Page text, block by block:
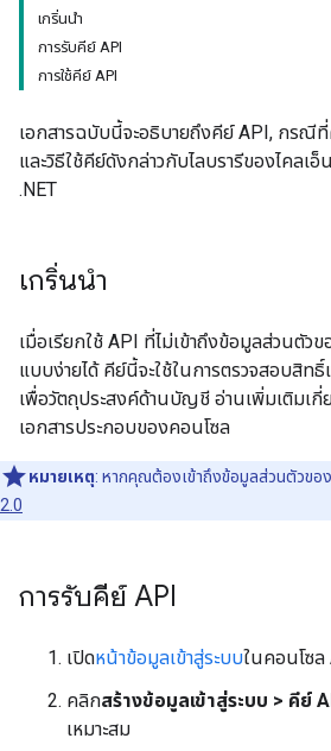
เกริ่นนำ
การรับคีย์ API
การใช้คีย์ API
เอกสารฉบับนี้จะอธิบายถึงคีย์ API, กรณีที่
และวิธีใช้คีย์ดังกล่าวกับไลบรารีของไคลเ
.NET
เกริ่นนำ
เมื่อเรียกใช้ API ที่ไม่เข้าถึงข้อมูลส่วนตัว
แบบง่ายได้ คีย์นี้จะใช้ในการตรวจสอบสิ
เพื่อวัตถุประสงค์ด้านบัญชี อ่านเพิ่มเติมเกี่
เอกสารประกอบของคอนโซล
หมายเหตุ: หากคุณต้องเข้าถึงข้อมูลส่วนตัวของ
2.0
การรับคีย์ API
เปิดหน้าข้อมูลเข้าสู่ระบบในคอนโซล
คลิกสร้างข้อมูลเข้าสู่ระบบ > คีย์
เหมาะสม